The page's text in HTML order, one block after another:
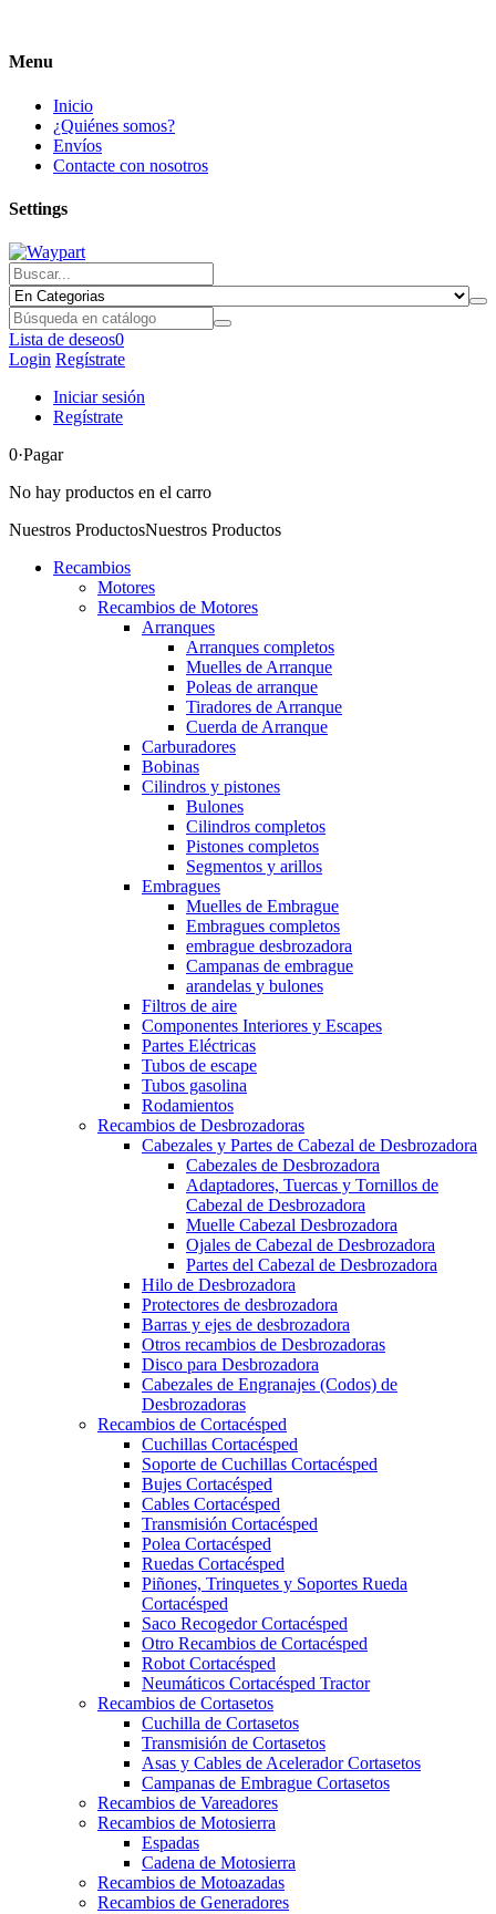
Menu
Inicio
¿Quiénes somos?
Envíos
Contacte con nosotros
Settings
Lista de deseos0
Login Regístrate
Iniciar sesión
Regístrate
0·Pagar
No hay productos en el carro
Nuestros ProductosNuestros Productos
Recambios
Motores
Recambios de Motores
Arranques
Arranques completos
Muelles de Arranque
Poleas de arranque
Tiradores de Arranque
Cuerda de Arranque
Carburadores
Bobinas
Cilindros y pistones
Bulones
Cilindros completos
Pistones completos
Segmentos y arillos
Embragues
Muelles de Embrague
Embragues completos
embrague desbrozadora
Campanas de embrague
arandelas y bulones
Filtros de aire
Componentes Interiores y Escapes
Partes Eléctricas
Tubos de escape
Tubos gasolina
Rodamientos
Recambios de Desbrozadoras
Cabezales y Partes de Cabezal de Desbrozadora
Cabezales de Desbrozadora
Adaptadores, Tuercas y Tornillos de
Cabezal de Desbrozadora
Muelle Cabezal Desbrozadora
Ojales de Cabezal de Desbrozadora
Partes del Cabezal de Desbrozadora
Hilo de Desbrozadora
Protectores de desbrozadora
Barras y ejes de desbrozadora
Otros recambios de Desbrozadoras
Disco para Desbrozadora
Cabezales de Engranajes (Codos) de
Desbrozadoras
Recambios de Cortacésped
Cuchillas Cortacésped
Soporte de Cuchillas Cortacésped
Bujes Cortacésped
Cables Cortacésped
Transmisión Cortacésped
Polea Cortacésped
Ruedas Cortacésped
Piñones, Trinquetes y Soportes Rueda
Cortacésped
Saco Recogedor Cortacésped
Otro Recambios de Cortacésped
Robot Cortacésped
Neumáticos Cortacésped Tractor
Recambios de Cortasetos
Cuchilla de Cortasetos
Transmisión de Cortasetos
Asas y Cables de Acelerador Cortasetos
Campanas de Embrague Cortasetos
Recambios de Vareadores
Recambios de Motosierra
Espadas
Cadena de Motosierra
Recambios de Motoazadas
Recambios de Generadores